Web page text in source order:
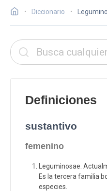
Diccionario
Definiciones
sustantivo
femenino
Leguminosae.
Es la tercera familia
especies.